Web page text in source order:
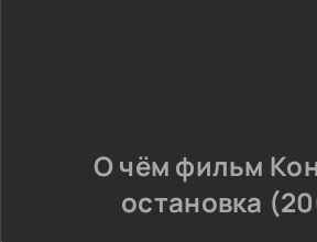
О чём фильм
остановка